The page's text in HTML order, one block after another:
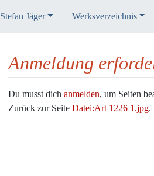
Stefan Jäger Werksverzeichnis
Anmeldung
Wechseln zu:Navigation, Suche
Du musst dich anmelden, um Seiten
Zurück zur Seite Datei:Art 1226 1.jpg.